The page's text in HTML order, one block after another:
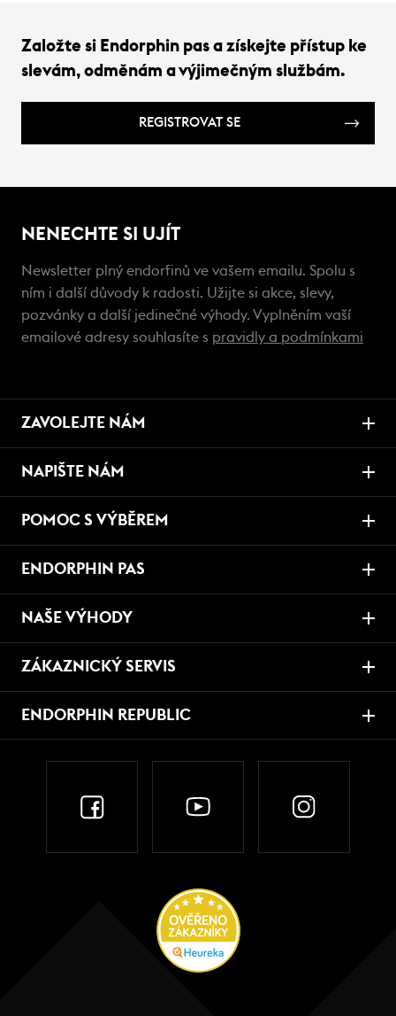
Založte si Endorphin pas a získejte přístup ke
slevám, odměnám a výjimečným službám.
REGISTROVAT SE
NENECHTE SI UJÍT
Newsletter plný endorfinů ve vašem emailu. Spolu s
ním i další důvody k radosti. Užijte si akce, slevy,
pozvánky a další jedinečné výhody. Vyplněním vaší
emailové adresy souhlasíte s pravidly a podmínkami
ZAVOLEJTE NÁM
NAPIŠTE NÁM
POMOC S VÝBĚREM
ENDORPHIN PAS
NAŠE VÝHODY
ZÁKAZNICKÝ SERVIS
ENDORPHIN REPUBLIC